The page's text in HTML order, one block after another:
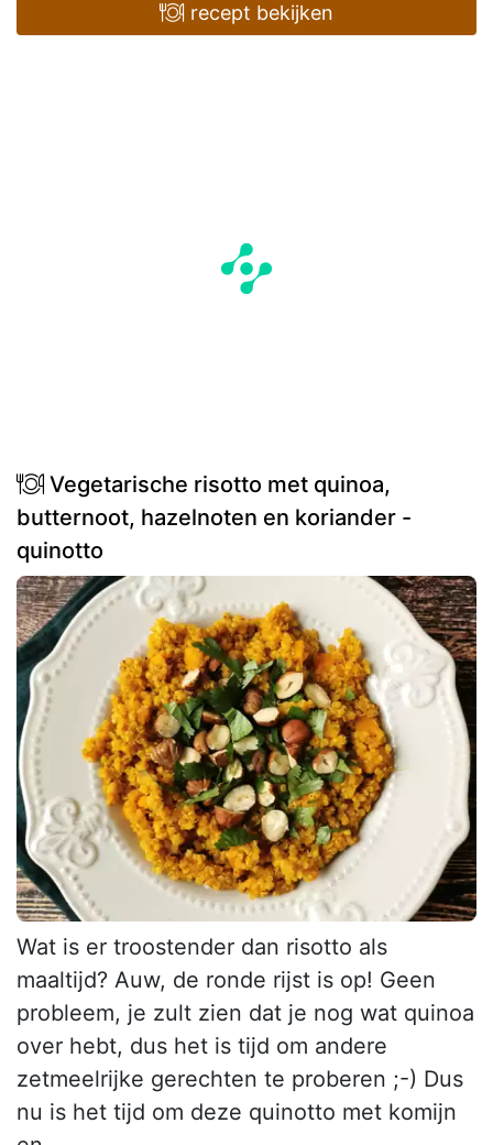
recept bekijken
Vegetarische risotto met quinoa,
butternoot, hazelnoten en koriander -
quinotto
Wat is er troostender dan risotto als
maaltijd? Auw, de ronde rijst is op! Geen
probleem, je zult zien dat je nog wat quinoa
over hebt, dus het is tijd om andere
zetmeelrijke gerechten te proberen ;-) Dus
nu is het tijd om deze quinotto met komijn